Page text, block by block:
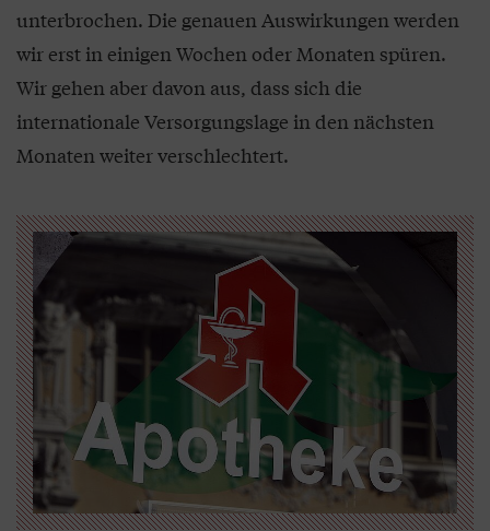
unterbrochen. Die genauen Auswirkungen werden
wir erst in einigen Wochen oder Monaten spüren.
Wir gehen aber davon aus, dass sich die
internationale Versorgungslage in den nächsten
Monaten weiter verschlechtert.